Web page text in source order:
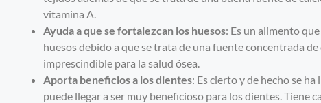
vitamina A.
Ayuda a que se fortalezcan los huesos: Es un alimento
huesos debido a que se trata de una fuente concentrada
imprescindible para la salud ósea.
Aporta beneficios a los dientes: Es cierto y de hecho se
puede llegar a ser muy beneficioso para los dientes. Tiene